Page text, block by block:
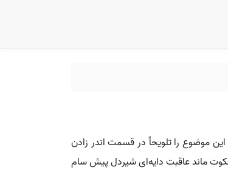
موضوع را تلویحاً در قسمت اندر زادن
ماند عاقبت دایه‌ای شیردل پیش سام